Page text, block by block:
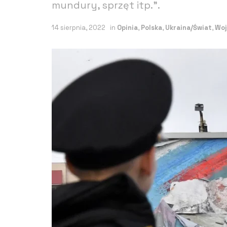
mundury, sprzęt itp.”.
14 sierpnia, 2022 in Opinia, Polska, Ukraina/Świat,